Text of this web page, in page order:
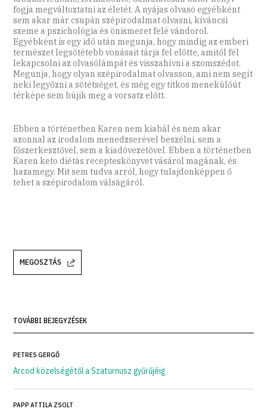
fogja megváltoztatni az életét. A nyájas olvasó egyébként
sem akar már csupán szépirodalmat olvasni, kíváncsi
szeme a pszichológia és önismeret felé vándorol.
Egyébként is egy idő után megunja, hogy mindig az emberi
természet legsötétebb vonásait tárja fel előtte, amitől fél
lekapcsolni az olvasólámpát és visszahívni a szomszédot.
Megunja, hogy olyan szépirodalmat olvasson, ami nem segít
neki legyőzni a sötétséget, és még egy titkos menekülőút
térképe sem bújik meg a vorsatz előtt.
Ebben a történetben Karen nem kiabál és nem akar
azonnal az irodalom menedzserével beszélni, sem a
főszerkesztővel, sem a kiadóvezetővel. Ebben a történetben
Karen keto diétás recepteskönyvet vásárol magának, és
hazamegy. Mit sem tudva arról, hogy tulajdonképpen ő
tehet a szépirodalom válságáról.
MEGOSZTÁS
TOVÁBBI BEJEGYZÉSEK
PETRES GERGŐ
Arcod közelségétől a Szaturnusz gyűrűjéig
PAPP ATTILA ZSOLT